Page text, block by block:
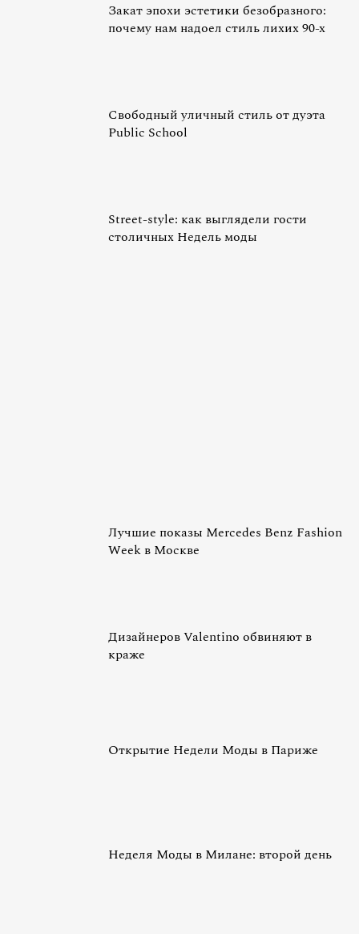
Закат эпохи эстетики безобразного:
почему нам надоел стиль лихих 90-х
Свободный уличный стиль от дуэта
Public School
Street-style: как выглядели гости
столичных Недель моды
Лучшие показы Mercedes Benz Fashion
Week в Москве
Дизайнеров Valentino обвиняют в
краже
Открытие Недели Моды в Париже
Неделя Моды в Милане: второй день